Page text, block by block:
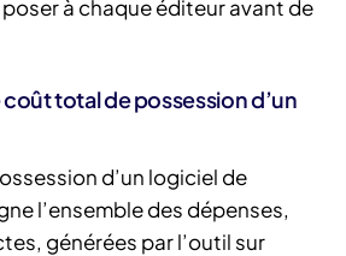
à chaque éditeur avant de
total de possession d’un
d’un logiciel de
l’ensemble des dépenses,
générées par l’outil sur